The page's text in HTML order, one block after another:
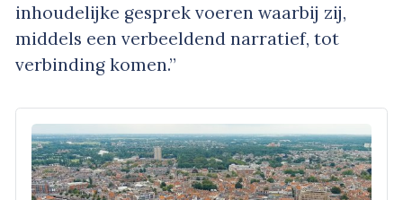
inhoudelijke gesprek voeren waarbij zij,
middels een verbeeldend narratief, tot
verbinding komen.”